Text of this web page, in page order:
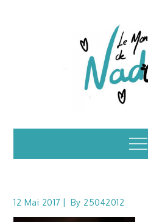
monde Menu
12 Mai 2017 By 25042012